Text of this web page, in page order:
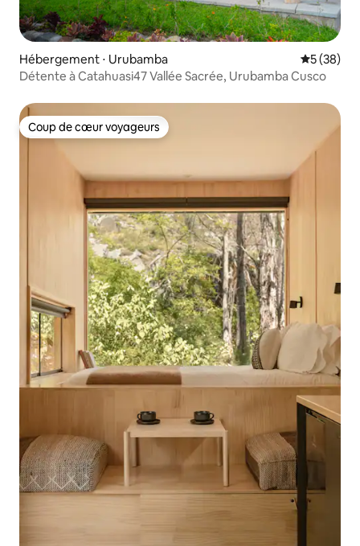
Hébergement ⋅ Urubamba
5 (38)
Détente à Catahuasi47 Vallée Sacrée, Urubamba Cusco
Coup de cœur voyageurs
Coup de cœur voyageurs